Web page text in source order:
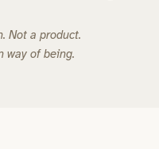
Not a product.
way of being.